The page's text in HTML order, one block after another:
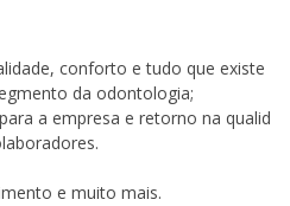
conforto e tudo que existe
da odontologia;
a empresa e retorno na qualid
e muito mais.